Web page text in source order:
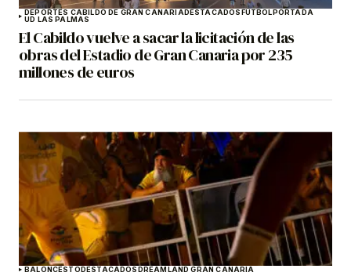
DEPORTES CABILDO DE GRAN CANARIADESTACADOSFÚTBOLPORTADA
UD LAS PALMAS
El Cabildo vuelve a sacar la licitación de las
obras del Estadio de Gran Canaria por 235
millones de euros
BALONCESTODESTACADOSDREAMLAND GRAN CANARIA